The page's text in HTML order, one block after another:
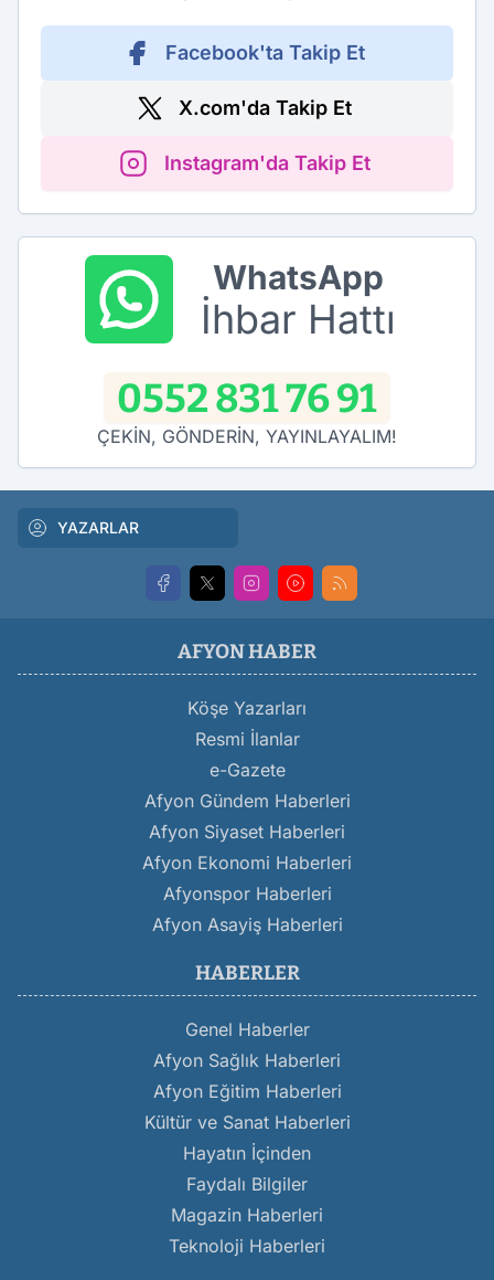
Facebook'ta Takip Et
X.com'da Takip Et
Instagram'da Takip Et
WhatsApp
İhbar Hattı
0552 831 76 91
ÇEKİN, GÖNDERİN, YAYINLAYALIM!
YAZARLAR
AFYON HABER
Köşe Yazarları
Resmi İlanlar
e-Gazete
Afyon Gündem Haberleri
Afyon Siyaset Haberleri
Afyon Ekonomi Haberleri
Afyonspor Haberleri
Afyon Asayiş Haberleri
HABERLER
Genel Haberler
Afyon Sağlık Haberleri
Afyon Eğitim Haberleri
Kültür ve Sanat Haberleri
Hayatın İçinden
Faydalı Bilgiler
Magazin Haberleri
Teknoloji Haberleri